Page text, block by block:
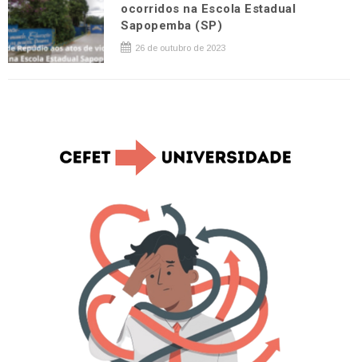
ocorridos na Escola Estadual
Sapopemba (SP)
26 de outubro de 2023